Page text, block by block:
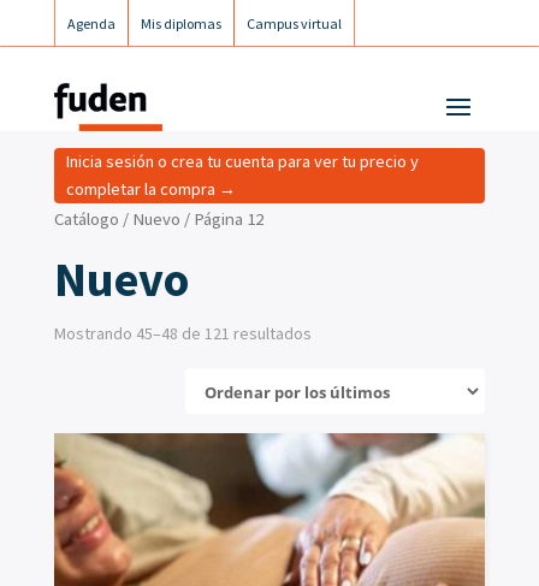
Agenda Mis diplomas Campus virtual
Catálogo / Nuevo / Página 12
Nuevo
Inicia sesión o crea tu cuenta para ver tu precio y
completar la compra →
Mostrando 45–48 de 121 resultados